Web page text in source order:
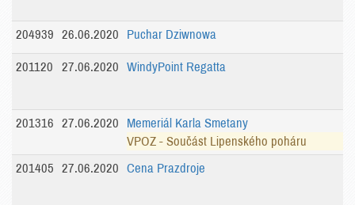
204939 26.06.2020 Puchar Dziwnowa
201120 27.06.2020 WindyPoint Regatta
201316 27.06.2020
Memeriál Karla Smetany
VPOZ - Součást Lipenského poháru
201405
27.06.2020 Cena Prazdroje